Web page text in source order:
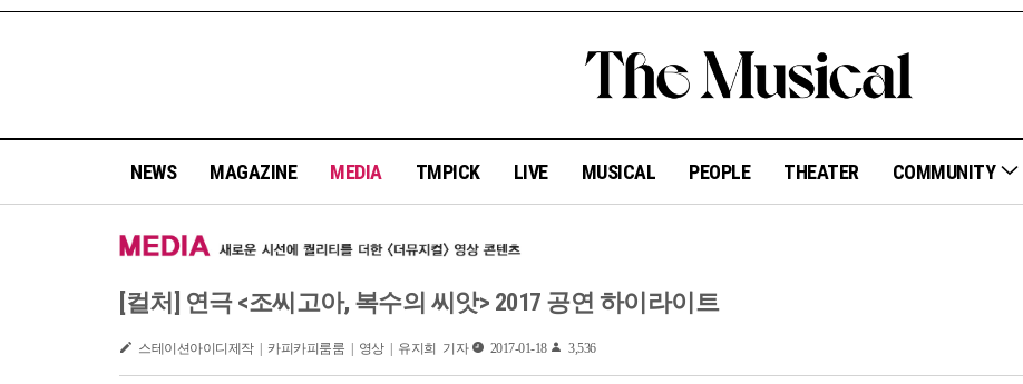
NEWS MAGAZINE MEDIA TMPICK LIVE MUSICAL PEOPLE THEATER COMMUNITY
[컬처] 연극 <조씨고아, 복수의 씨앗> 2017 공연 하이라이트
스테이션아이디제작 | 카피카피룸룸 | 영상 | 유지희 기자 2017-01-18 3,536